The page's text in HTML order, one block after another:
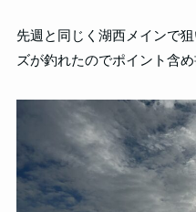
先週と同じく湖西メインで
ズが釣れたのでポイント含